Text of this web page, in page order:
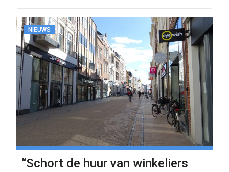
NIEUWS
“Schort de huur van winkeliers